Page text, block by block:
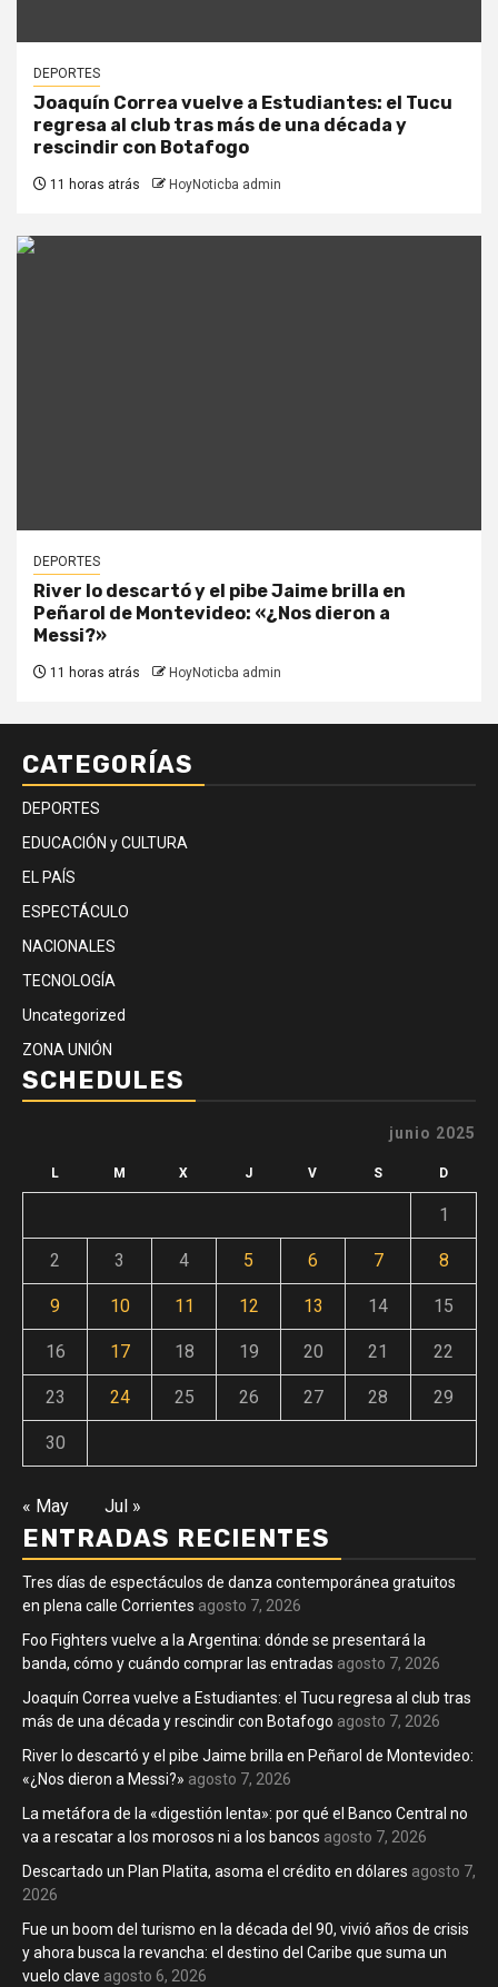
DEPORTES
Joaquín Correa vuelve a Estudiantes: el Tucu
regresa al club tras más de una década y
rescindir con Botafogo
11 horas atrás HoyNoticba admin
DEPORTES
River lo descartó y el pibe Jaime brilla en
Peñarol de Montevideo: «¿Nos dieron a
Messi?»
11 horas atrás HoyNoticba admin
CATEGORÍAS
DEPORTES
EDUCACIÓN y CULTURA
EL PAÍS
ESPECTÁCULO
NACIONALES
TECNOLOGÍA
Uncategorized
ZONA UNIÓN
SCHEDULES
junio 2025
L M X J V S D
1
2 3 4 5 6 7 8
9 10 11 12 13 14 15
16 17 18 19 20 21 22
23 24 25 26 27 28 29
30
« May Jul »
ENTRADAS RECIENTES
Tres días de espectáculos de danza contemporánea gratuitos
en plena calle Corrientes agosto 7, 2026
Foo Fighters vuelve a la Argentina: dónde se presentará la
banda, cómo y cuándo comprar las entradas agosto 7, 2026
Joaquín Correa vuelve a Estudiantes: el Tucu regresa al club tras
más de una década y rescindir con Botafogo agosto 7, 2026
River lo descartó y el pibe Jaime brilla en Peñarol de Montevideo:
«¿Nos dieron a Messi?» agosto 7, 2026
La metáfora de la «digestión lenta»: por qué el Banco Central no
va a rescatar a los morosos ni a los bancos agosto 7, 2026
Descartado un Plan Platita, asoma el crédito en dólares agosto 7,
2026
Fue un boom del turismo en la década del 90, vivió años de crisis
y ahora busca la revancha: el destino del Caribe que suma un
vuelo clave agosto 6, 2026